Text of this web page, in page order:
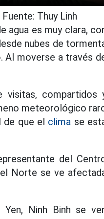
Thuy Linh
agua es muy clara,
nubes de
Al moverse a través
visitas, compartidos
meteorológico
de que el clima se
del
Norte se ve
Ninh Binh se